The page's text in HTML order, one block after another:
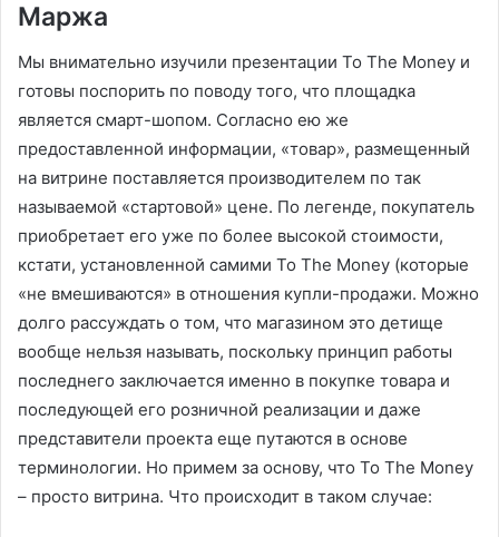
Маржа
Мы внимательно изучили презентации To The Money и
готовы поспорить по поводу того, что площадка
является смарт-шопом. Согласно ею же
предоставленной информации, «товар», размещенный
на витрине поставляется производителем по так
называемой «стартовой» цене. По легенде, покупатель
приобретает его уже по более высокой стоимости,
кстати, установленной самими To The Money (которые
«не вмешиваются» в отношения купли-продажи. Можно
долго рассуждать о том, что магазином это детище
вообще нельзя называть, поскольку принцип работы
последнего заключается именно в покупке товара и
последующей его розничной реализации и даже
представители проекта еще путаются в основе
терминологии. Но примем за основу, что To The Money
– просто витрина. Что происходит в таком случае: